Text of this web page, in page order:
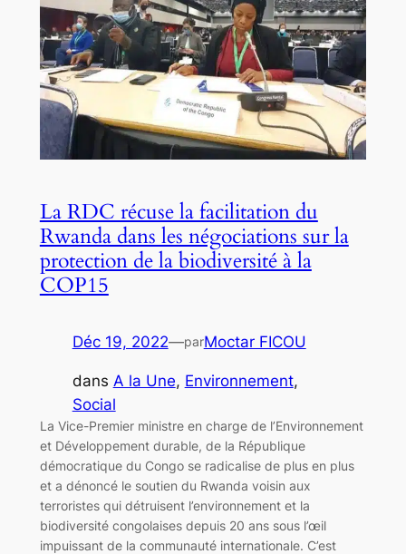
La RDC récuse la facilitation du
Rwanda dans les négociations sur la
protection de la biodiversité à la
COP15
Déc 19, 2022—parMoctar FICOU
dans A la Une, Environnement
Social
La Vice-Premier ministre en charge de l’Environnement
et Développement durable, de la République
démocratique du Congo se radicalise de plus en plus
et a dénoncé le soutien du Rwanda voisin aux
terroristes qui détruisent l’environnement et la
biodiversité congolaises depuis 20 ans sous l’œil
impuissant de la communauté internationale. C’est